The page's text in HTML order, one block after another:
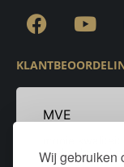
Wij gebruiken